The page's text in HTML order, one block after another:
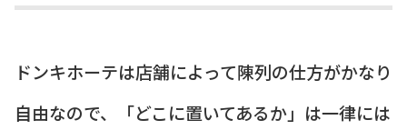
ドンキホーテは店舗によって陳列の仕方がかなり
自由なので、「どこに置いてあるか」は一律には